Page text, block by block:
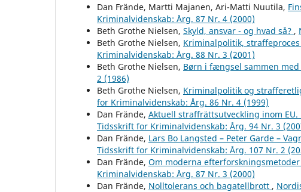
Dan Frände, Martti Majanen, Ari-Matti Nuutila,
Kriminalvidenskab: Årg. 87 Nr. 4 (2000)
Beth Grothe Nielsen, Skyld, ansvar - og hvad så? ,
Beth Grothe Nielsen, Kriminalpolitik,
Kriminalvidenskab: Årg. 88 Nr. 3 (2001)
Beth Grothe Nielsen, Børn i fængsel sammen med
2 (1986)
Beth Grothe Nielsen, Kriminalpolitik og
for Kriminalvidenskab: Årg. 86 Nr. 4 (1999)
Dan Frände, Aktuell straffrättsutveckling inom
Tidsskrift for Kriminalvidenskab: Årg. 94 Nr. 3
Dan Frände, Lars Bo Langsted – Peter Garde –
Tidsskrift for Kriminalvidenskab: Årg. 107 Nr. 2
Dan Frände, Om moderna
Kriminalvidenskab: Årg. 87 Nr. 3 (2000)
Dan Frände, Nolltolerans och bagatellbrott ,